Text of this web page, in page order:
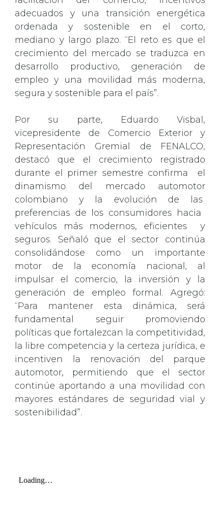
adecuados y una transición energética
ordenada y sostenible en el corto,
mediano y largo plazo. “El reto es que el
crecimiento del mercado se traduzca en
desarrollo productivo, generación de
empleo y una movilidad más moderna,
segura y sostenible para el país”.
Por su parte, Eduardo Visbal,
vicepresidente de Comercio Exterior y
Representación Gremial de FENALCO,
destacó que el crecimiento registrado
durante el primer semestre confirma el
dinamismo del mercado automotor
colombiano y la evolución de las
preferencias de los consumidores hacia
vehículos más modernos, eficientes y
seguros. Señaló que el sector continúa
consolidándose como un importante
motor de la economía nacional, al
impulsar el comercio, la inversión y la
generación de empleo formal. Agregó:
“Para mantener esta dinámica, será
fundamental seguir promoviendo
políticas que fortalezcan la competitividad,
la libre competencia y la certeza jurídica, e
incentiven la renovación del parque
automotor, permitiendo que el sector
continúe aportando a una movilidad con
mayores estándares de seguridad vial y
sostenibilidad”.